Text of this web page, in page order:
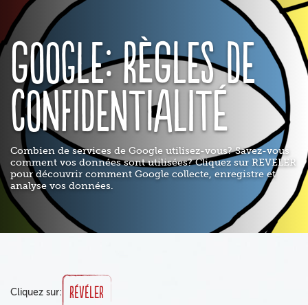
Google: Règles de
confidentialité
Combien de services de Google utilisez-vous? Savez-vous
comment vos données sont utilisées? Cliquez sur REVELER
pour découvrir comment Google collecte, enregistre et
analyse vos données.
Cliquez sur: RÉVÉLER